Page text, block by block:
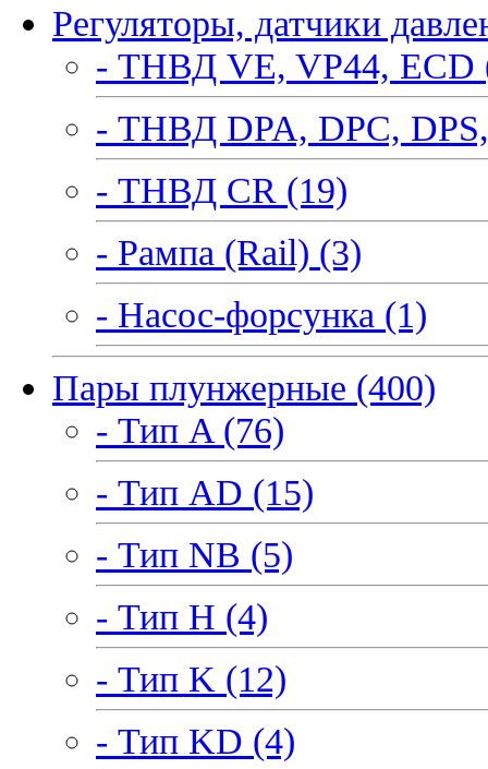
Регуляторы, датчики
- ТНВД VE, VP44, ECD
- ТНВД DPA, DPC,
- ТНВД CR (19)
- Рампа (Rail) (3)
- Насос-форсунка (1)
Пары плунжерные (400)
- Тип A (76)
- Тип AD (15)
- Тип NB (5)
- Тип H (4)
- Тип K (12)
- Тип KD (4)